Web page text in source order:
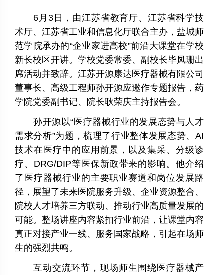
6 月 3日，由江苏省教育厅、江苏省科学技
术厅、江苏省工业和信息化厅联合主办，盐城师
范学院承办的“企业家进高校”前沿大课堂在学校
新长校区开讲。学校党委常委、副校长毕凤珊出
席活动并致辞。江苏开源康达医疗器械有限公司
董事长、高级工程师孙开源应邀作专题报告，药
学院党委副书记、院长耿荣庆主持报告会。
孙开源以“医疗器械行业的发展态势与人才
需求分析”为题，梳理了行业整体发展态势、 AI
技术在医疗中的应用前景，以及集采、分级诊
疗、 DRG/DIP等医保新政带来的影响。他介绍
了医疗器械行业的主要职业赛道和岗位发展路
径，展望了未来医院服务升级、企业资源整合、
院校人才培养三方联动、推动行业高质量发展的
可能。整场讲座内容紧扣行业前沿，让课堂内容
真正对接产业一线、服务国家战略，引起在场师
生的强烈共鸣。
互动交流环节，现场师生围绕医疗器械产